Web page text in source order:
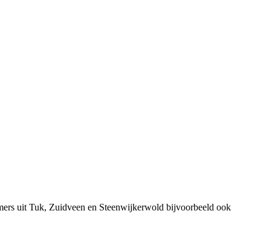
uit Tuk, Zuidveen en Steenwijkerwold bijvoorbeeld ook